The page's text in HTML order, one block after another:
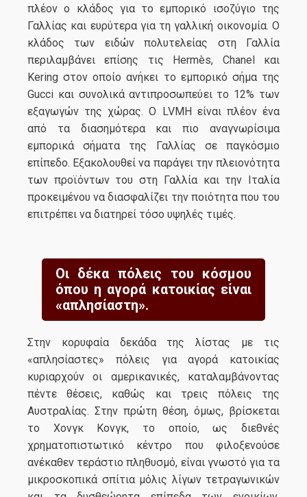
πλέον ο κλάδος για το εμπορικό ισοζύγιο της
Γαλλίας και ευρύτερα για τη γαλλική οικονομία. Ο
κλάδος των ειδών πολυτελείας στη Γαλλία
περιλαμβάνει επίσης τις Hermès, Chanel και
Kering στον οποίο ανήκει το εμπορικό σήμα της
Gucci και συνολικά αντιπροσωπεύει το 12% των
εξαγωγών της χώρας. O LVMH είναι πλέον ένα
από τα διασημότερα και πιο αναγνωρίσιμα
εμπορικά σήματα της Γαλλίας σε παγκόσμιο
επίπεδο. Εξακολουθεί να παράγει την πλειονότητα
των προϊόντων του στη Γαλλία και την Ιταλία
προκειμένου να διασφαλίζει την ποιότητα που του
επιτρέπει να διατηρεί τόσο υψηλές τιμές.
Οι δέκα πόλεις του κόσμου
όπου η αγορά κατοικίας είναι
«απλησίαστη».
Στην κορυφαία δεκάδα της λίστας με τις
«απλησίαστες» πόλεις για αγορά κατοικίας
κυριαρχούν οι αμερικανικές, καταλαμβάνοντας
πέντε θέσεις, καθώς και τρεις πόλεις της
Αυστραλίας. Στην πρώτη θέση, όμως, βρίσκεται
το Χονγκ Κονγκ, το οποίο, ως διεθνές
χρηματοπιστωτικό κέντρο που φιλοξενούσε
ανέκαθεν τεράστιο πληθυσμό, είναι γνωστό για τα
μικροσκοπικά σπίτια μόλις λίγων τετραγωνικών